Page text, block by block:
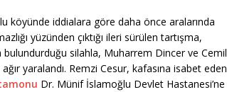
köyünde iddialara göre daha önce aralarında
yüzünden çıktığı ileri sürülen tartışma,
bulundurduğu silahla, Muharrem Dincer ve Cemil
yaralandı. Remzi Cesur, kafasına isabet eden
Dr. Münif İslamoğlu Devlet Hastanesi’ne